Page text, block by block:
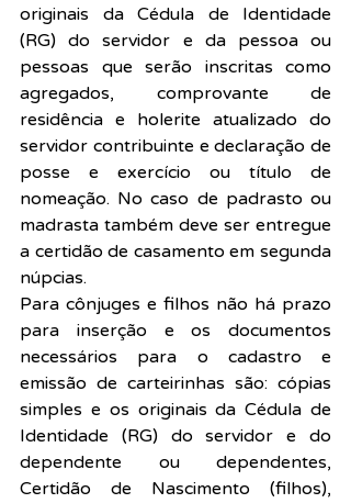
originais da Cédula de Identidade
(RG) do servidor e da pessoa ou
pessoas que serão inscritas como
agregados, comprovante de
residência e holerite atualizado do
servidor contribuinte e declaração de
posse e exercício ou título de
nomeação. No caso de padrasto ou
madrasta também deve ser entregue
a certidão de casamento em segunda
núpcias.
Para cônjuges e filhos não há prazo
para inserção e os documentos
necessários para o cadastro e
emissão de carteirinhas são: cópias
simples e os originais da Cédula de
Identidade (RG) do servidor e do
dependente ou dependentes,
Certidão de Nascimento (filhos),